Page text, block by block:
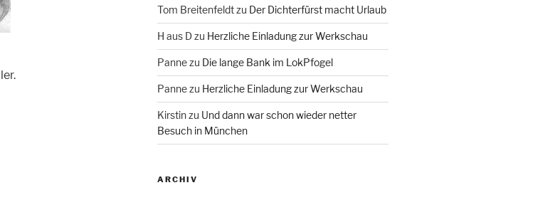
Tom Breitenfeldtzu Der Dichterfürst macht Urlaub
H aus Dzu Herzliche Einladung zur Werkschau
Pannezu Die lange Bank im LokPfogel
Pannezu Herzliche Einladung zur Werkschau
Kirstinzu Und dann war schon wieder netter
Besuch in München
ARCHIV